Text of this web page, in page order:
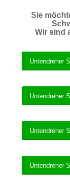
Sie
Wir sind
Untendreher
Untendreher
Untendreher
Untendreher